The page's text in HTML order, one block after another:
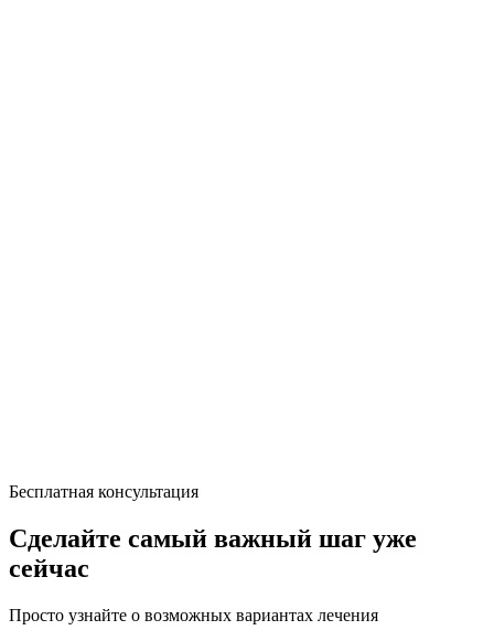
Бесплатная консультация
Сделайте самый важный шаг уже
сейчас
Просто узнайте о возможных вариантах лечения